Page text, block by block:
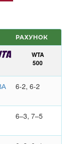
РАХУНОК
WTA
500
6-2, 6-2
6–3, 7–5